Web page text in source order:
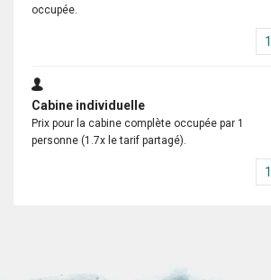
occupée.
Cabine individuelle
Prix pour la cabine complète occupée par 1
personne (1.7x le tarif partagé).